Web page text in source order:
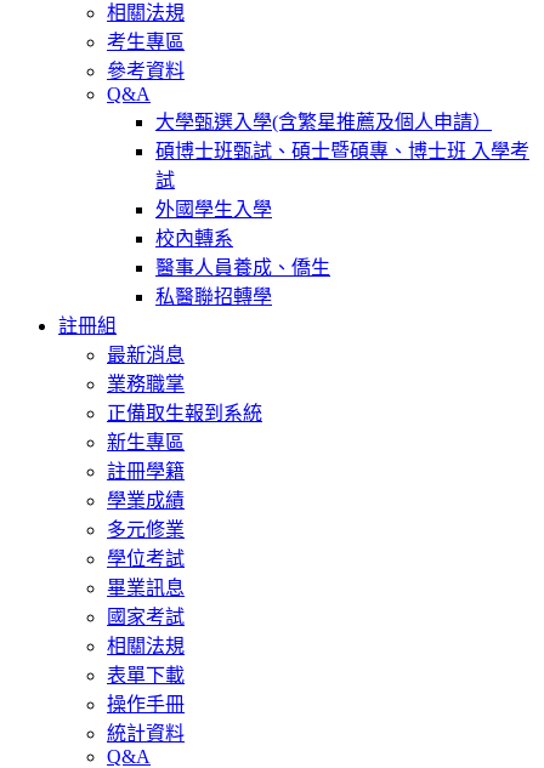
相關法規
考生專區
參考資料
Q&A
大學甄選入學(含繁星推薦及個人申請）
碩博士班甄試、碩士暨碩專、博士班 入學考
試
外國學生入學
校內轉系
醫事人員養成、僑生
私醫聯招轉學
註冊組
最新消息
業務職掌
正備取生報到系統
新生專區
註冊學籍
學業成績
多元修業
學位考試
畢業訊息
國家考試
相關法規
表單下載
操作手冊
統計資料
Q&A